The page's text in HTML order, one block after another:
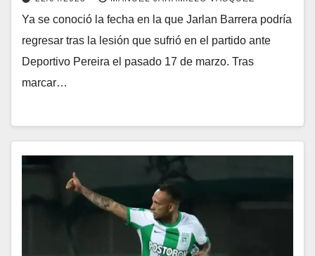
Ya se conoció la fecha en la que Jarlan Barrera podría
regresar tras la lesión que sufrió en el partido ante
Deportivo Pereira el pasado 17 de marzo. Tras
marcar…